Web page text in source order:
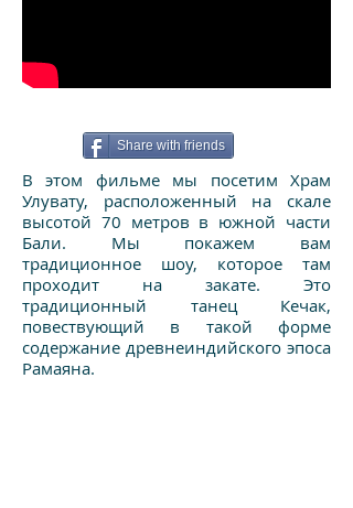
Share with friends
В этом фильме мы посетим Храм
Улувату, расположенный на скале
высотой 70 метров в южной части
Бали. Мы покажем вам
традиционное шоу, которое там
проходит на закате. Это
традиционный танец Кечак,
повествующий в такой форме
содержание древнеиндийского эпоса
Рамаяна.